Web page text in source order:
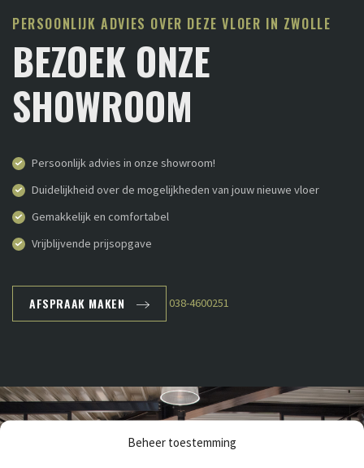
Beheer toestemming
PERSOONLIJK ADVIES OVER DEZE VLOER IN ZWOLLE
BEZOEK ONZE
SHOWROOM
Persoonlijk advies in onze showroom!
Duidelijkheid over de mogelijkheden van jouw nieuwe vloer
Gemakkelijk en comfortabel
Vrijblijvende prijsopgave
AFSPRAAK MAKEN 038-4600251